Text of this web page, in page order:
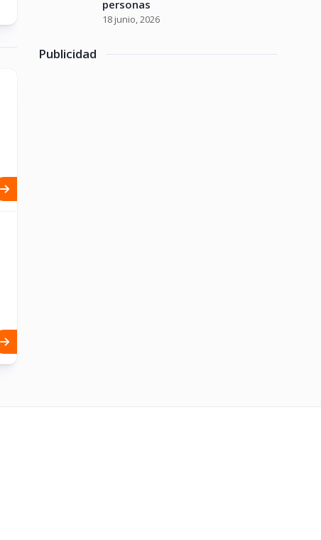
personas
18 junio, 2026
Publicidad